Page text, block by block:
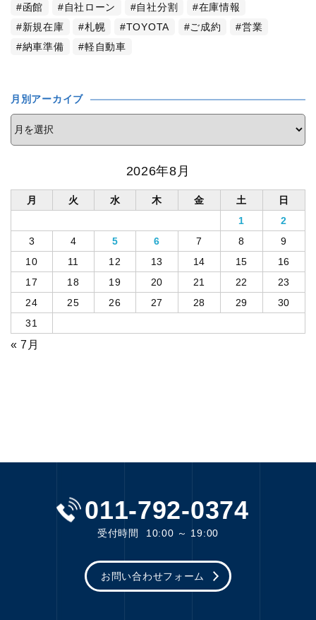
函館
自社ローン 自社分割
在庫情報
新規在庫
札幌 TOYOTA ご成約
営業
納車準備
軽自動車
月別アーカイブ
2026年8月
月 火 水 木 金 土
日
1
2
3
4 5 6 7 8
9
10
11 12 13 14 15
16
17
18 19 20 21 22
23
24
25 26 27 28 29
30
31
« 7月
011-792-0374
受付時間 10:00 ～ 19:00
お問い合わせフォーム